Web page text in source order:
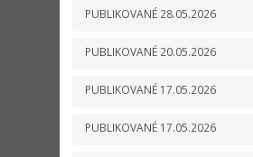
PUBLIKOVANÉ 28.05.2026
PUBLIKOVANÉ 20.05.2026
PUBLIKOVANÉ 17.05.2026
PUBLIKOVANÉ 17.05.2026